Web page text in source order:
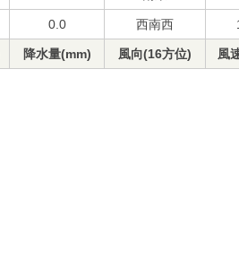
0.0 西南西
降水量(mm) 風向(16方位) 風